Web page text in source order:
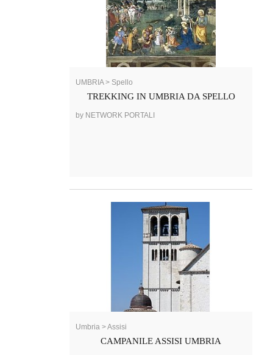
UMBRIA > Spello
TREKKING IN UMBRIA DA SPELLO
by NETWORK PORTALI
Umbria > Assisi
CAMPANILE ASSISI UMBRIA